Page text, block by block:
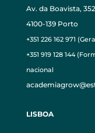
Av. da Boavista,
4100-139 Porto
+351 226 162 971
+351 919 128 144
nacional
LISBOA